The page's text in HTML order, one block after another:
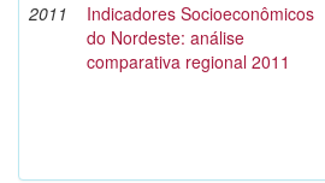
2011
Indicadores Socioeconômicos
do Nordeste: análise
comparativa regional 2011